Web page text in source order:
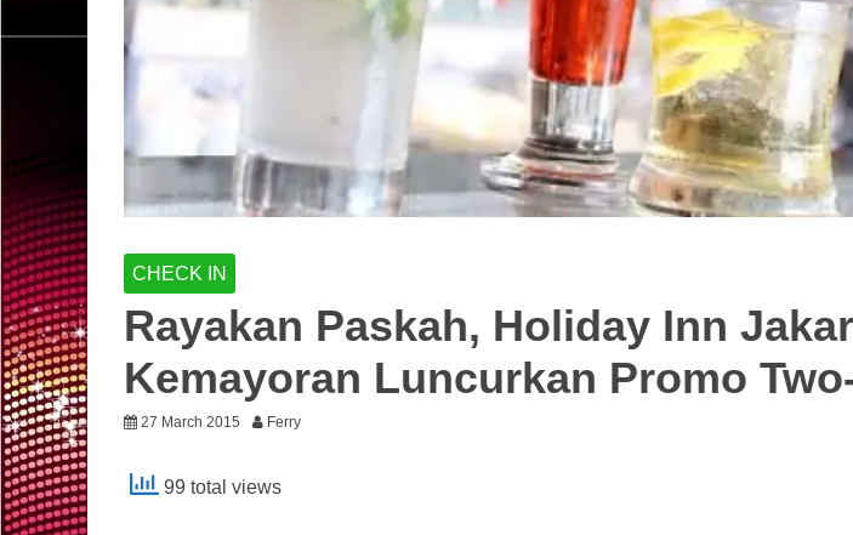
CHECK IN
Rayakan Paskah, Holiday Inn
Kemayoran Luncurkan Promo
27 March 2015 Ferry
99 total views